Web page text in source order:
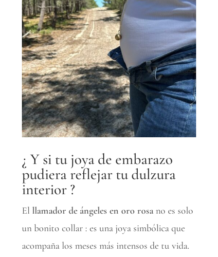
¿ Y si tu joya de embarazo
pudiera reflejar tu dulzura
interior ?
El llamador de ángeles en oro rosano es solo
un bonito collar : es una joya simbólica que
acompaña los meses más intensos de tu vida.